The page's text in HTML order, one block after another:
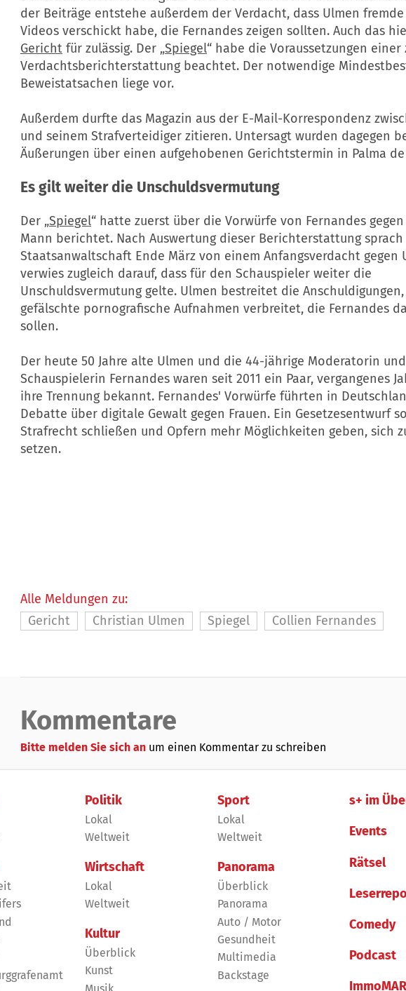
der Beiträge entstehe außerdem der Verdacht, dass Ulmen
Videos verschickt habe, die Fernandes zeigen sollten. Auch das
Gericht für zulässig. Der „Spiegel“ habe die Voraussetzungen einer
Verdachtsberichterstattung beachtet. Der notwendige
Beweistatsachen liege vor.
Außerdem durfte das Magazin aus der E-Mail-Korrespondenz
und seinem Strafverteidiger zitieren. Untersagt wurden dagegen
Äußerungen über einen aufgehobenen Gerichtstermin in Palma
Es gilt weiter die Unschuldsvermutung
Der „Spiegel“ hatte zuerst über die Vorwürfe von Fernandes
Mann berichtet. Nach Auswertung dieser Berichterstattung
Staatsanwaltschaft Ende März von einem Anfangsverdacht gegen
verwies zugleich darauf, dass für den Schauspieler weiter die
Unschuldsvermutung gelte. Ulmen bestreitet die
gefälschte pornografische Aufnahmen verbreitet, die Fernandes
sollen.
Der heute 50 Jahre alte Ulmen und die 44-jährige Moderatorin und
Schauspielerin Fernandes waren seit 2011 ein Paar, vergangenes
ihre Trennung bekannt. Fernandes' Vorwürfe führten in
Debatte über digitale Gewalt gegen Frauen. Ein Gesetzesentwurf
Strafrecht schließen und Opfern mehr Möglichkeiten geben, sich
setzen.
Alle Meldungen zu:
Gericht
Christian Ulmen Spiegel Collien Fernandes
Kommentare
Bitte melden Sie sich an um einen Kommentar zu schreiben
Politik
Lokal
Weltweit
Wirtschaft
Lokal
Weltweit
Kultur
Überblick
Kunst
Musik
Sport
Lokal
Weltweit
Panorama
Überblick
Panorama
Auto / Motor
Gesundheit
Multimedia
Backstage
s+ im
Events
Rätsel
Comedy
Podcast